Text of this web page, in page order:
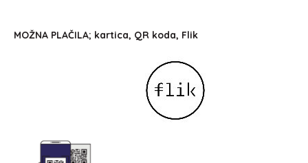
MOŽNA PLAČILA; kartica, QR koda, Flik